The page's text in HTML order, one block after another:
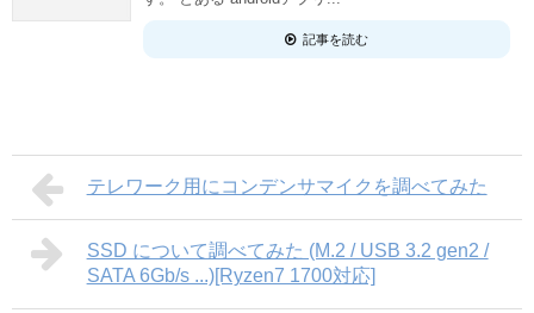
記事を読む
テレワーク用にコンデンサマイクを調べてみた
SSD について調べてみた (M.2 / USB 3.2 gen2 /
SATA 6Gb/s ...)[Ryzen7 1700対応]